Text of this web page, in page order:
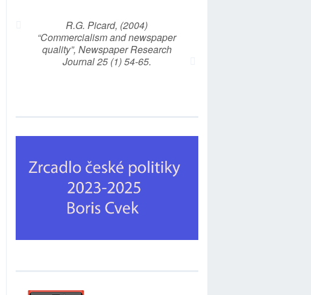
R.G. Picard, (2004)
“Commercialism and newspaper
quality”, Newspaper Research
Journal 25 (1) 54-65.